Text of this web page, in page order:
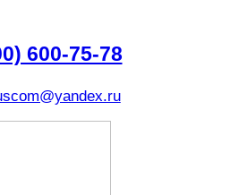
600-75-78